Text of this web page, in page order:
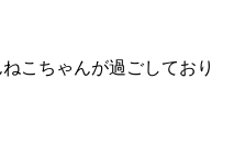
こちゃんが過ごしており